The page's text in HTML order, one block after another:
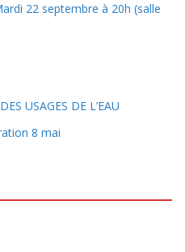
22 septembre à 20h (salle
USAGES DE L’EAU
8 mai